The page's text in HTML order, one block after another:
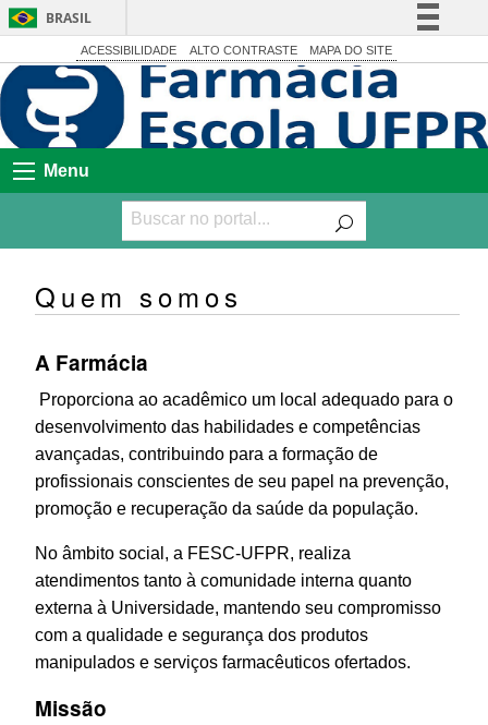
BRASIL
Simplifique!
Comunica BR
Participe
Acesso à informação
Canais
ACESSIBILIDADE ALTO CONTRASTE MAPA DO SITE
Menu
Quem somos
A Farmácia
Proporciona ao acadêmico um local adequado para o
desenvolvimento das habilidades e competências
avançadas, contribuindo para a formação de
profissionais conscientes de seu papel na prevenção,
promoção e recuperação da saúde da população.
No âmbito social, a FESC-UFPR, realiza
atendimentos tanto à comunidade interna quanto
externa à Universidade, mantendo seu compromisso
com a qualidade e segurança dos produtos
manipulados e serviços farmacêuticos ofertados.
Missão